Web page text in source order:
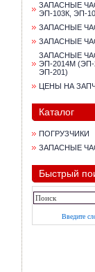
ЗАПАСНЫЕ
ЭП-103К, ЭП-
ЗАПАСНЫЕ
ЗАПАСНЫЕ
ЗАПАСНЫЕ
ЭП-2014М (ЭП-
ЭП-201)
ЦЕНЫ НА
Каталог
ПОГРУЗЧИКИ
ЗАПАСНЫЕ
Быстрый
Введите